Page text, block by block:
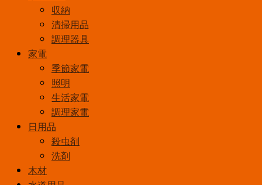
収納
清掃用品
調理器具
家電
季節家電
照明
生活家電
調理家電
日用品
殺虫剤
洗剤
木材